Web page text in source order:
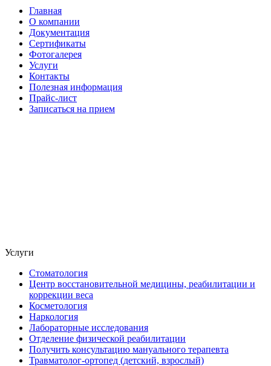
Главная
О компании
Документация
Сертификаты
Фотогалерея
Услуги
Контакты
Полезная информация
Прайс-лист
Записаться на прием
Услуги
Стоматология
Центр восстановительной медицины, реабилитации и
коррекции веса
Косметология
Наркология
Лабораторные исследования
Отделение физической реабилитации
Получить консультацию мануального терапевта
Травматолог-ортопед (детский, взрослый)